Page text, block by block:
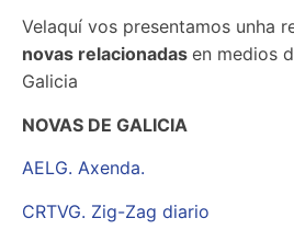
Velaquí vos presentamos unha
novas relacionadas en medios
Galicia
NOVAS DE GALICIA
AELG. Axenda.
CRTVG. Zig-Zag diario